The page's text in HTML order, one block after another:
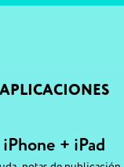
APLICACIONES
iPhone + iPad